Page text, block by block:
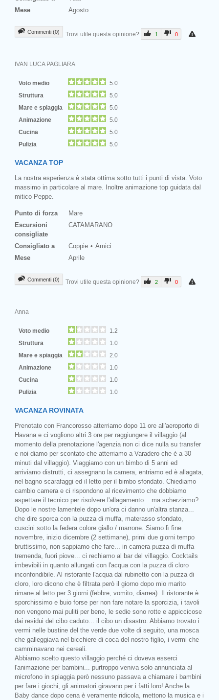
Mese
Agosto
Commenti (0) Trovi utile questa opinione? 1 0
IVAN LUCA PAGLIARA
Voto medio
5.0
Struttura
5.0
Mare e spiaggia
5.0
Animazione
5.0
Cucina
5.0
Pulizia
5.0
VACANZA TOP
La nostra esperienza è stata ottima sotto tutti i punti di vista. Voto
massimo in particolare al mare. Inoltre animazione top guidata dal
mitico Peppe.
Punto di forza
Mare
Escursioni
consigliate
CATAMARANO
Consigliato a Coppie
Amici
Mese
Aprile
Commenti (0) Trovi utile questa opinione? 2 0
Anna
Voto medio
1.2
Struttura
1.0
Mare e spiaggia
2.0
Animazione
1.0
Cucina
1.0
Pulizia
1.0
VACANZA ROVINATA
Prenotato con Francorosso atterriamo dopo 11 ore all'aeroporto di
Havana e ci vogliono altri 3 ore per raggiungere il villaggio (al
momento della prenotazione l'agenzia non ci dice nulla su transfer
e noi diamo per scontato che atterriamo a Varadero che è a 30
minuti dal villaggio). Viaggiamo con un bimbo di 5 anni ed
arriviamo distrutti, ci assegnano la camera, entriamo ed è allagata,
nel bagno scarafaggi ed il letto per il bimbo sfondato. Chiediamo
cambio camera e ci rispondono al ricevimento che dobbiamo
aspettare il tecnico per risolvere l'allagamento... ma scherziamo?
Dopo le nostre lamentele dopo un'ora ci danno un'altra stanza...
che dire sporca con la puzza di muffa, materasso sfondato,
cuscini sotto la federa colore giallo / marrone. Siamo lì fine
novembre, inizio dicembre (2 settimane), primi due giorni tempo
bruttissimo, non sappiamo che fare... in camera puzza di muffa
tremenda, fuori piove... ci rechiamo al bar del villaggio. Cocktails
imbevibili in quanto allungati con l'acqua con la puzza di cloro
inconfondibile. Al ristorante l'acqua dal rubinetto con la puzza di
cloro, loro dicono che è filtrata però il giorno dopo mio marito
rimane al letto per 3 giorni (febbre, vomito, diarrea). Il ristorante è
sporchissimo e buio forse per non fare notare la sporcizia, i tavoli
non vengono mai puliti per bene, le sedie sono rotte e appiccicose
dai residui del cibo caduto... il cibo un disastro. Abbiamo trovato i
vermi nelle bustine del the verde due volte di seguito, una mosca
che galleggiava nel bicchiere di coca del nostro figlio, i vermi che
camminavano nei cereali.
Abbiamo scelto questo villaggio perché ci doveva esserci
l'animazione per bambini... purtroppo veniva solo annunciata al
microfono in spiaggia però nessuno passava a chiamare i bambini
per fare i giochi, gli animatori giravano per i fatti loro! Anche la
Baby dance dopo cena è veramente ridicola, mettono la musica e i